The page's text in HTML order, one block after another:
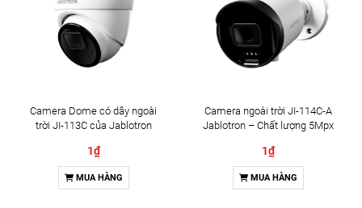
Camera Dome có dây ngoài
trời JI-113C của Jablotron
1₫
MUA HÀNG
Camera ngoài trời JI-114C-A
Jablotron – Chất lượng 5Mpx
1₫
MUA HÀNG